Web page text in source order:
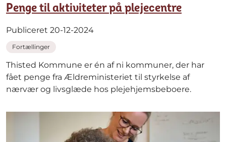
Penge til aktiviteter på plejecentre
Publiceret 20-12-2024
Fortællinger
Thisted Kommune er én af ni kommuner, der har
fået penge fra Ældreministeriet til styrkelse af
nærvær og livsglæde hos plejehjemsbeboere.